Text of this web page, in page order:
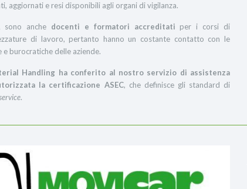
aggiornati e resi disponibili agli organi di vigilanza.
anche docenti e formatori accreditati per i corsi di
di lavoro, pertanto hanno un costante contatto con le
burocratiche delle aziende.
Handling ha conferito al nostro servizio di assistenza
la certificazione ASEC, che definisce gli standard di
.